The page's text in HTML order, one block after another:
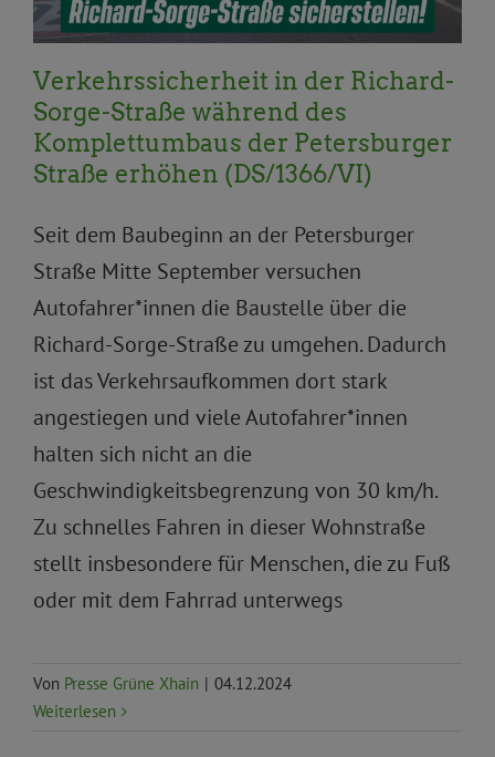
Verkehrssicherheit in der Richard-
Sorge-Straße während des
Komplettumbaus der Petersburger
Straße erhöhen (DS/1366/VI)
Seit dem Baubeginn an der Petersburger
Straße Mitte September versuchen
Autofahrer*innen die Baustelle über die
Richard-Sorge-Straße zu umgehen. Dadurch
ist das Verkehrsaufkommen dort stark
angestiegen und viele Autofahrer*innen
halten sich nicht an die
Geschwindigkeitsbegrenzung von 30 km/h.
Zu schnelles Fahren in dieser Wohnstraße
stellt insbesondere für Menschen, die zu Fuß
oder mit dem Fahrrad unterwegs
Von Presse Grüne Xhain | 04.12.2024
Weiterlesen